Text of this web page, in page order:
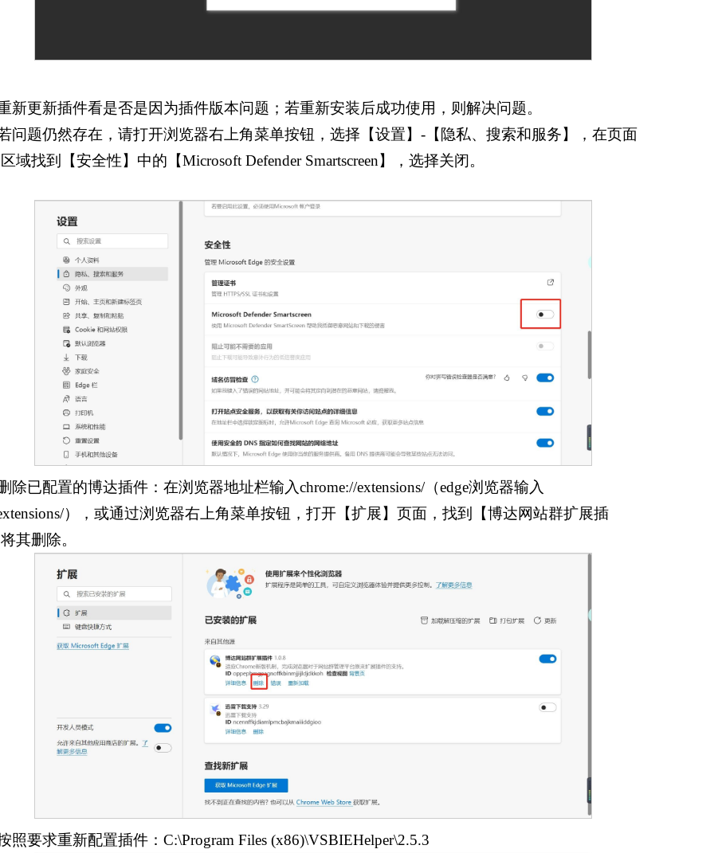
新更新插件看是否是因为插件版本问题；若重新安装后成功使用，则解决问题。
问题仍然存在，请打开浏览器右上角菜单按钮，选择【设置】-【隐私、搜索和服务】，在页面
域找到【安全性】中的【Microsoft Defender Smartscreen】，选择关闭。
除已配置的博达插件：在浏览器地址栏输入chrome://extensions/（edge浏览器输入
），或通过浏览器右上角菜单按钮，打开【扩展】页面，找到【博达网站群扩展插
其删除。
照要求重新配置插件：C:\Program Files (x86)\VSBIEHelper\2.5.3